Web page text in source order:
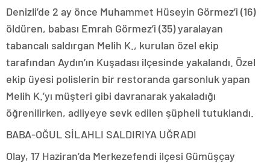
Denizli’de 2 ay önce Muhammet Hüseyin Görmez’i (16)
öldüren, babası Emrah Görmez’i (35) yaralayan
tabancalı saldırgan Melih K., kurulan özel ekip
tarafından Aydın’ın Kuşadası ilçesinde yakalandı. Özel
ekip üyesi polislerin bir restoranda garsonluk yapan
Melih K.’yı müşteri gibi davranarak yakaladığı
öğrenilirken, adliyeye sevk edilen şüpheli tutuklandı.
BABA-OĞUL SİLAHLI SALDIRIYA UĞRADI
Olay, 17 Haziran’da Merkezefendi ilçesi Gümüşçay